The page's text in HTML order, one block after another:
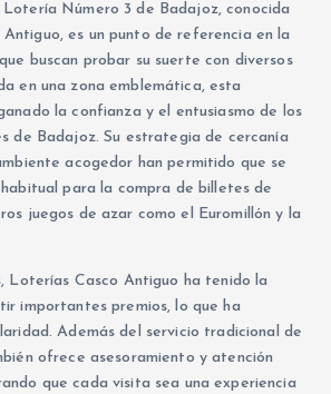
Número 3 de Badajoz, conocida
es un punto de referencia en la
buscan probar su suerte con diversos
en una zona emblemática, esta
la confianza y el entusiasmo de los
de Badajoz. Su estrategia de cercanía
acogedor han permitido que se
para la compra de billetes de
juegos de azar como el Euromillón y la
Loterías Casco Antiguo ha tenido la
importantes premios, lo que ha
Además del servicio tradicional de
ofrece asesoramiento y atención
que cada visita sea una experiencia